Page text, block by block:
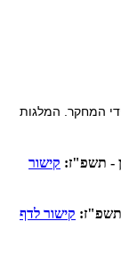
המחקר. המלגות
- תשפ"ז: קישור
תשפ"ז: קישור לדף